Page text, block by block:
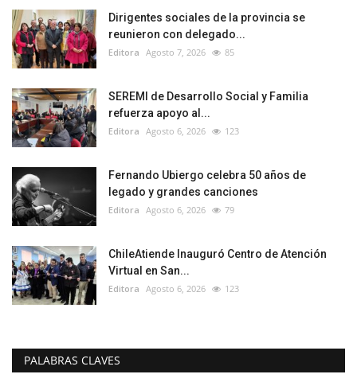
Dirigentes sociales de la provincia se
reunieron con delegado...
Editora Agosto 7, 2026 85
SEREMI de Desarrollo Social y Familia
refuerza apoyo al...
Editora Agosto 6, 2026 123
Fernando Ubiergo celebra 50 años de
legado y grandes canciones
Editora Agosto 6, 2026 79
ChileAtiende Inauguró Centro de Atención
Virtual en San...
Editora Agosto 6, 2026 123
PALABRAS CLAVES